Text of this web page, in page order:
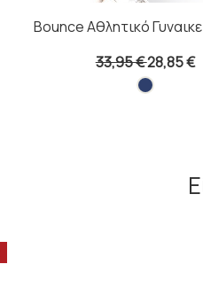
Bounce Αθλητικό
33,95 €28,85 €